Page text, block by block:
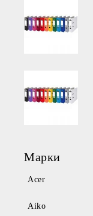
Марки
Acer
Aiko